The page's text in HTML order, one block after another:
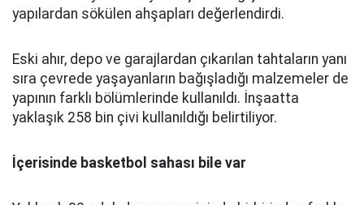
yapılardan sökülen ahşapları değerlendirdi.
Eski ahır, depo ve garajlardan çıkarılan tahtaların yanı
sıra çevrede yaşayanların bağışladığı malzemeler de
yapının farklı bölümlerinde kullanıldı. İnşaatta
yaklaşık 258 bin çivi kullanıldığı belirtiliyor.
İçerisinde basketbol sahası bile var